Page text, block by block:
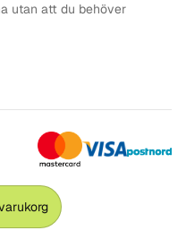
utan att du behöver